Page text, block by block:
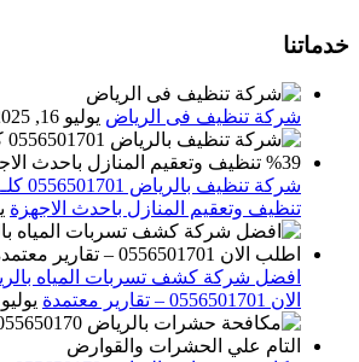
خدماتنا
شركة تنظيف فى الرياض يوليو 16, 2025
تنظيف وتعقيم المنازل باحدث الاجهزة
الان 0556501701‬‏ – تقارير معتمدة
يوليو 16, 2025